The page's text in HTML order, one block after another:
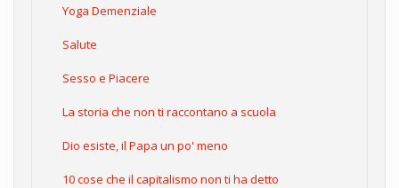
Yoga Demenziale
Salute
Sesso e Piacere
La storia che non ti raccontano a scuola
Dio esiste, il Papa un po' meno
10 cose che il capitalismo non ti ha detto